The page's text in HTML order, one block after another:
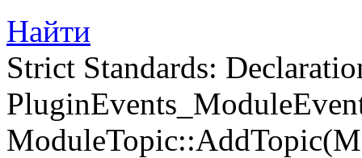
Найти
Strict Standards: